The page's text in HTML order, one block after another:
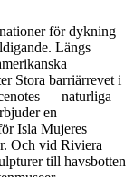
för dykning
Längs
Stora barriärrevet i
— naturliga
en
Isla Mujeres
Och vid Riviera
till havsbotten